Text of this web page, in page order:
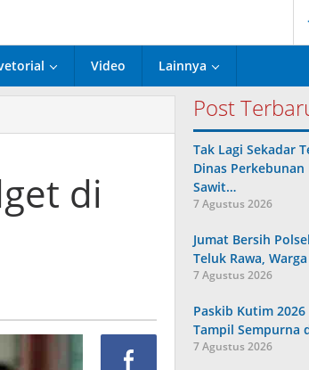
Video Lainnya
di
Post
Tak Lagi Sekadar
Dinas
Sawit…
7 Agustus 2026
Jumat Bersih
Teluk Rawa,
7 Agustus 2026
Paskib Kutim
Tampil Sempurna
7 Agustus 2026